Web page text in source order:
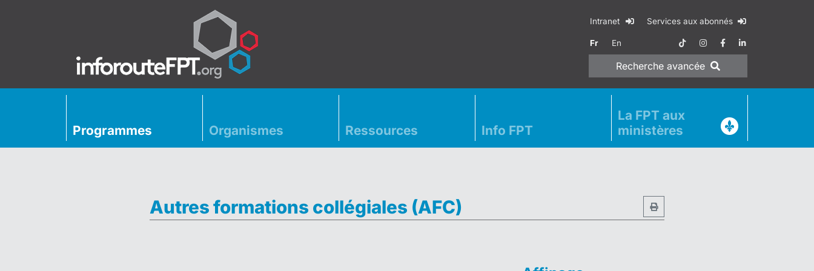
Intranet Services aux abonnés
Fr En
Recherche avancée
Programmes Organismes Ressources Info FPT
La FPT aux
ministères
Autres formations collégiales (AFC)